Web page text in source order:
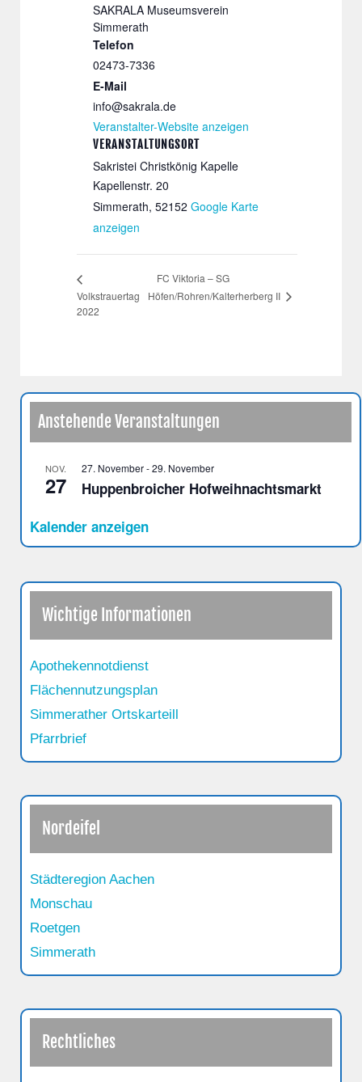
VERANSTALTUNGSORT
Sakristei Christkönig Kapelle
Kapellenstr. 20
Simmerath, 52152 Google Karte
anzeigen
SAKRALA Museumsverein
Simmerath
Telefon
02473-7336
E-Mail
info@sakrala.de
Veranstalter-Website anzeigen
Volkstrauertag
2022
FC Viktoria – SG
Höfen/Rohren/Kalterherberg II
Anstehende Veranstaltungen
NOV.
27
27. November-29. November
Huppenbroicher Hofweihnachtsmarkt
Kalender anzeigen
Wichtige Informationen
Apothekennotdienst
Flächennutzungsplan
Simmerather Ortskarteill
Pfarrbrief
Nordeifel
Städteregion Aachen
Monschau
Roetgen
Simmerath
Rechtliches